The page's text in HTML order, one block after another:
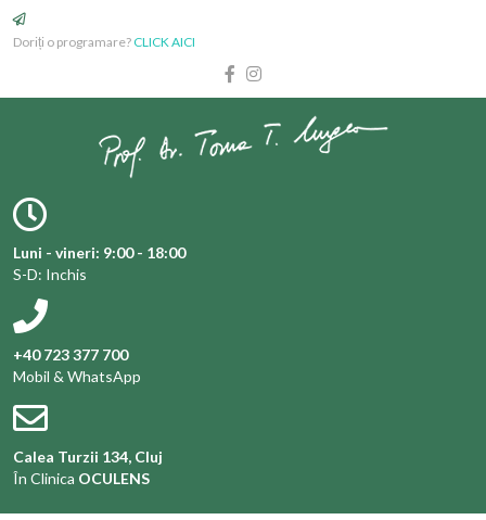
Doriți o programare? CLICK AICI
Luni - vineri: 9:00 - 18:00
S-D: Inchis
+40 723 377 700
Mobil & WhatsApp
Calea Turzii 134, Cluj
În Clinica OCULENS